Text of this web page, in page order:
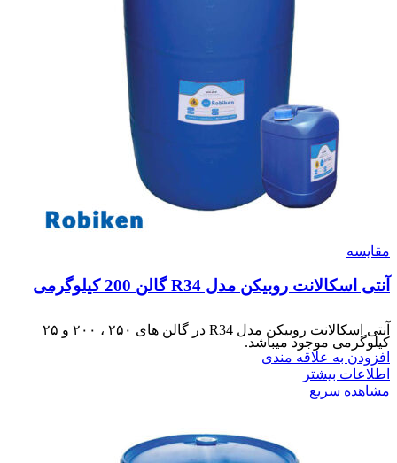
مقایسه
آنتی اسکالانت روبیکن مدل R34 گالن 200 کیلوگرمی
آنتی اسکالانت روبیکن مدل R34 در گالن های ۲۵۰ ، ۲۰۰ و ۲۵
کیلوگرمی موجود میباشد.
افزودن به علاقه مندی
اطلاعات بیشتر
مشاهده سریع